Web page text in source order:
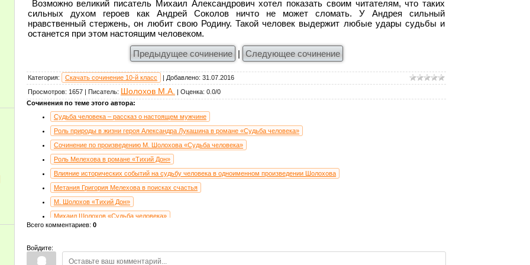
Возможно великий писатель Михаил Александрович хотел показать своим читателям, что таких
сильных духом героев как Андрей Соколов ничто не может сломать. У Андрея сильный
нравственный стержень, он любит свою Родину. Такой человек выдержит любые удары судьбы и
останется при этом настоящим человеком.
Предыдущее сочинение
| Следующее сочинение
Категория: Скачать сочинение 10-й класс Добавлено: 31.07.2016
Просмотров: 1657 Писатель: Шолохов М.А. Оценка: 0.0/0
Сочинения по теме этого автора:
Судьба человека – рассказ о настоящем мужчине
Роль природы в жизни героя Александра Лукашина в романе «Судьба человека»
Сочинение по произведению М. Шолохова «Судьба человека»
Роль Мелехова в романе «Тихий Дон»
Влияние исторических событий на судьбу человека в одноименном произведении Шолохова
Метания Григория Мелехова в поисках счастья
М. Шолохов «Тихий Дон»
Михаил Шолохов «Судьба человека»
Сострадание в рассказе «Судьба человека» М. Шолохова
Потеря силы казачеством и родная природа в романе «Тихий Дон» М. Шолохова
Всего комментариев: 0
Войдите: